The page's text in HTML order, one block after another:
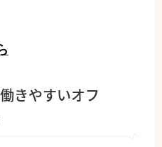
きやすいオフ